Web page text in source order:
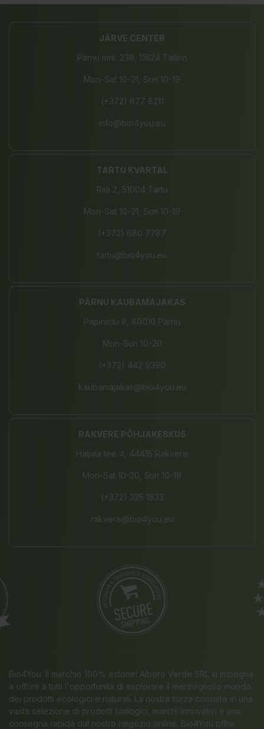
JÄRVE CENTER
Pärnu mnt. 238, 11624 Tallinn
Mon-Sat 10-21, Sun 10-19
(+372) 677 8211
info@bio4you.eu
TARTU KVARTAL
Riia 2, 51004 Tartu
Mon-Sat 10-21, Sun 10-19
(+372) 680 7787
tartu@bio4you.eu
PÄRNU KAUBAMAJAKAS
Papiniidu 8, 80010 Pärnu
Mon-Sun 10-20
(+372) 442 9390
kaubamajakas@bio4you.eu
RAKVERE PÕHJAKESKUS
Haljala tee 4, 44415 Rakvere
Mon-Sat 10-20, Sun 10-19
(+372) 325 1833
rakvere@bio4you.eu
Bio4You: Il marchio 100% estone! Albero Verde SRL si impegna
a offrire a tutti l'opportunità di esplorare il meraviglioso mondo
dei prodotti ecologici e naturali. La nostra forza consiste in una
vasta selezione di prodotti biologici, marchi innovativi e una
consegna rapida dal nostro negozio online. Bio4You offre